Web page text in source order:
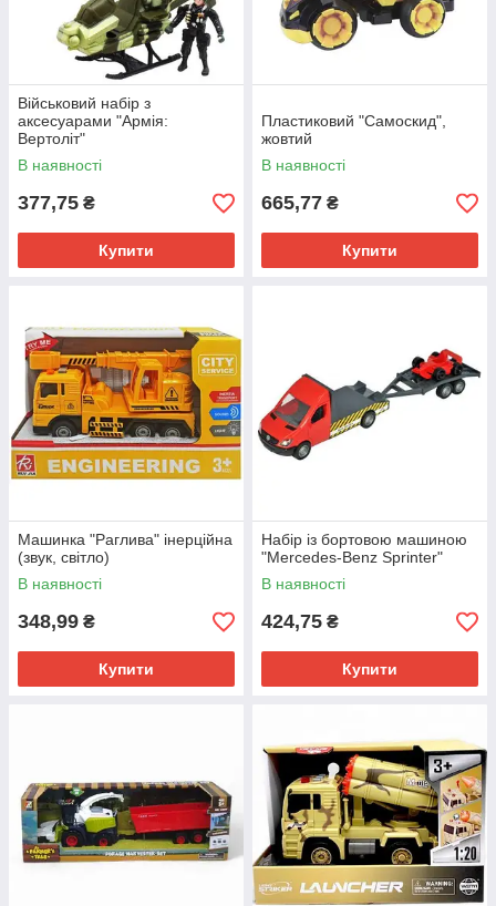
Військовий набір з
аксесуарами "Армія:
Вертоліт"
В наявності
377,75 ₴
Купити
Пластиковий "Самоскид",
жовтий
В наявності
665,77 ₴
Купити
Машинка "Раглива" інерційна
(звук, світло)
В наявності
348,99 ₴
Купити
Набір із бортовою машиною
"Mercedes-Benz Sprinter"
В наявності
424,75 ₴
Купити